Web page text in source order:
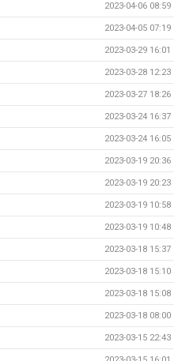
2023-04-06 08:59
2023-04-05 07:19
2023-03-29 16:01
2023-03-28 12:23
2023-03-27 18:26
2023-03-24 16:37
2023-03-24 16:05
2023-03-19 20:36
2023-03-19 20:23
2023-03-19 10:58
2023-03-19 10:48
2023-03-18 15:37
2023-03-18 15:10
2023-03-18 15:08
2023-03-18 08:00
2023-03-15 22:43